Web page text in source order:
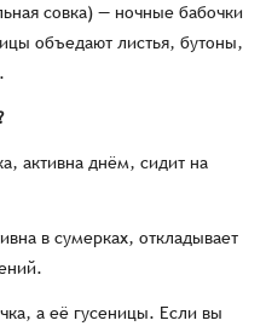
совка) — ночные бабочки
объедают листья, бутоны,
активна днём, сидит на
в сумерках, откладывает
а её гусеницы. Если вы